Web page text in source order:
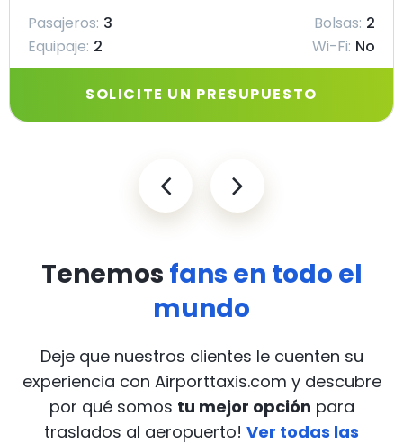
Pasajeros: 3 Bolsas: 2
Equipaje: 2 Wi-Fi: No
SOLICITE UN PRESUPUESTO
Tenemos fans en todo el
mundo
Deje que nuestros clientes le cuenten su
experiencia con Airporttaxis.com y descubre
por qué somos tu mejor opción para
traslados al aeropuerto! Ver todas las